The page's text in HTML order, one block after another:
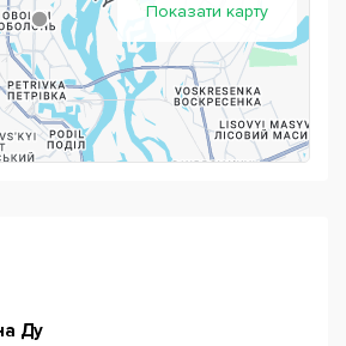
5 раз на тиждень протягом місяця;
дорослим і 9 місяців підліткам
підібраному графіку;
табір: підліткам 9-16 років;
для початківців, для роботи
з носієм мови, що дозволяє
Показати карту
Ду